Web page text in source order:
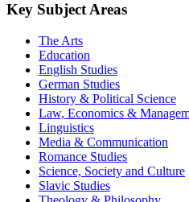
Key Subject Areas
The Arts
Education
English Studies
German Studies
History & Political Science
Law, Economics &
Linguistics
Media & Communication
Romance Studies
Science, Society and Culture
Slavic Studies